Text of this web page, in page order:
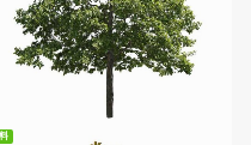
無料ダウンロード